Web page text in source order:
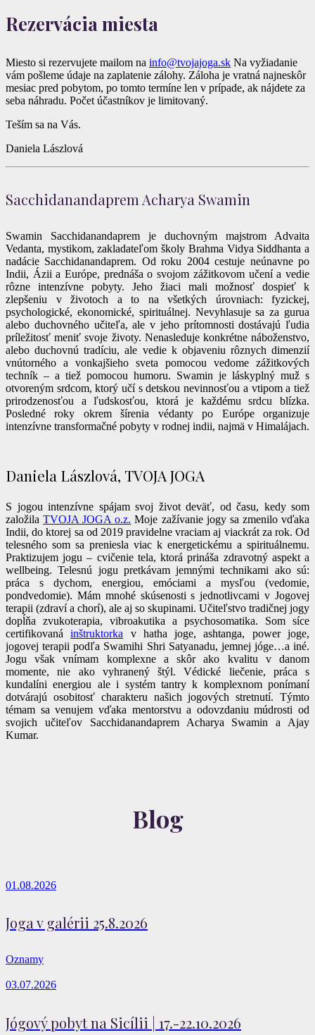
Rezervácia miesta
Miesto si rezervujete mailom na info@tvojajoga.sk Na vyžiadanie
vám pošleme údaje na zaplatenie zálohy. Záloha je vratná najneskôr
mesiac pred pobytom, po tomto termíne len v prípade, ak nájdete za
seba náhradu. Počet účastníkov je limitovaný.
Teším sa na Vás.
Daniela Lászlová
Sacchidanandaprem Acharya Swamin
Swamin Sacchidanandaprem je duchovným majstrom Advaita
Vedanta, mystikom, zakladateľom školy Brahma Vidya Siddhanta a
nadácie Sacchidanandaprem. Od roku 2004 cestuje neúnavne po
Indii, Ázii a Európe, prednáša o svojom zážitkovom učení a vedie
rôzne intenzívne pobyty. Jeho žiaci mali možnosť dospieť k
zlepšeniu v životoch a to na všetkých úrovniach: fyzickej,
psychologické, ekonomické, spirituálnej. Nevyhlasuje sa za gurua
alebo duchovného učiteľa, ale v jeho prítomnosti dostávajú ľudia
príležitosť meniť svoje životy. Nenasleduje konkrétne náboženstvo,
alebo duchovnú tradíciu, ale vedie k objaveniu rôznych dimenzií
vnútorného a vonkajšieho sveta pomocou vedome zážitkových
techník – a tiež pomocou humoru. Swamin je láskyplný muž s
otvoreným srdcom, ktorý učí s detskou nevinnosťou a vtipom a tiež
prirodzenosťou a ľudskosťou, ktorá je každému srdcu blízka.
Posledné roky okrem šírenia védanty po Európe organizuje
intenzívne transformačné pobyty v rodnej indii, najmä v Himalájach.
Daniela Lászlová, TVOJA JOGA
S jogou intenzívne spájam svoj život deväť, od času, kedy som
založilaTVOJA JOGA o.z. Moje zažívanie jogy sa zmenilo vďaka
Indii, do ktorej sa od 2019 pravidelne vraciam aj viackrát za rok. Od
telesného som sa preniesla viac k energetickému a spirituálnemu.
Praktizujem jogu – cvičenie tela, ktorá prináša zdravotný aspekt a
wellbeing. Telesnú jogu pretkávam jemnými technikami ako sú:
práca s dychom, energiou, emóciami a mysľou (vedomie,
pondvedomie). Mám mnohé skúsenosti s jednotlivcami v Jogovej
terapii (zdraví a chorí), ale aj so skupinami. Učiteľstvo tradičnej jogy
dopĺňa zvukoterapia, vibroakutika a psychosomatika. Som síce
certifikovanáinštruktorka v hatha joge, ashtanga, power joge,
jogovej terapii podľa Swamihi Shri Satyanadu, jemnej jóge…a iné.
Jogu však vnímam komplexne a skôr ako kvalitu v danom
momente, nie ako vyhranený štýl. Védické liečenie, práca s
kundalíni energiou ale i systém tantry k komplexnom ponímaní
dotvárajú osobitosť charakteru našich jogových stretnutí. Týmto
témam sa venujem vďaka mentorstvu a odovzdaniu múdrosti od
svojich učiteľov Sacchidanandaprem Acharya Swamin a Ajay
Kumar.
Blog
01.08.2026
Joga v galérii 25.8.2026
Oznamy
03.07.2026
Jógový pobyt na Sicílii | 17.-22.10.2026